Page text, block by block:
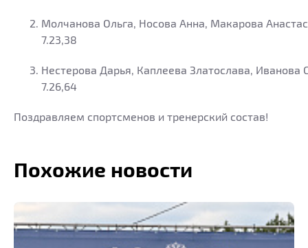
Молчанова Ольга, Носова Анна, Макарова
7.23,38
Нестерова Дарья, Каплеева Златослава,
7.26,64
Поздравляем спортсменов и тренерский состав!
Похожие новости